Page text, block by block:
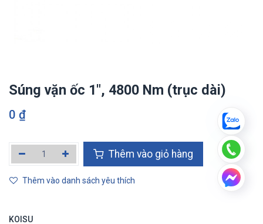
Súng vặn ốc 1", 4800 Nm (trục dài)
0 ₫
Thêm vào giỏ hàng
Thêm vào danh sách yêu thích
KOISU